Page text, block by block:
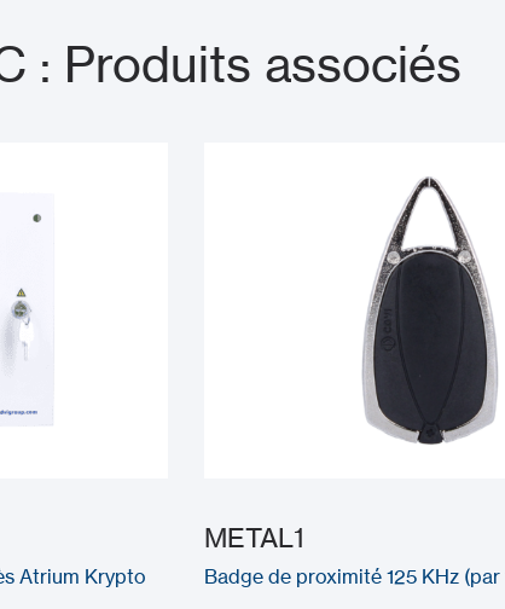
: Produits associés
Atrium Krypto
METAL1
Badge de proximité 125 KHz (par